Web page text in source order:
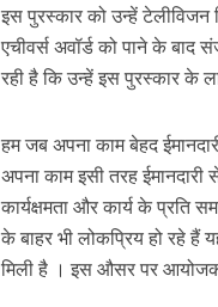
कुलदीप
इस पुरस्कार को उन्हें टेलीविजन
एचीवर्स अवॉर्ड को पाने के बाद
रही है कि उन्हें इस पुरस्कार के
हम जब अपना काम बेहद
अपना काम इसी तरह
कार्यक्षमता और कार्य के प्रति
के बाहर भी लोकप्रिय हो रहे
मिली है । इस औसर पर आयोजक